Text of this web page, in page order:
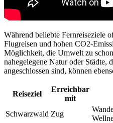
Während beliebte Fernreiseziele
Flugreisen und hohen CO2-
Möglichkeit, die Umwelt zu
nahegelegene Natur oder Städte,
angeschlossen sind, können
Reiseziel
Erreichbar
mit
Schwarzwald Zug